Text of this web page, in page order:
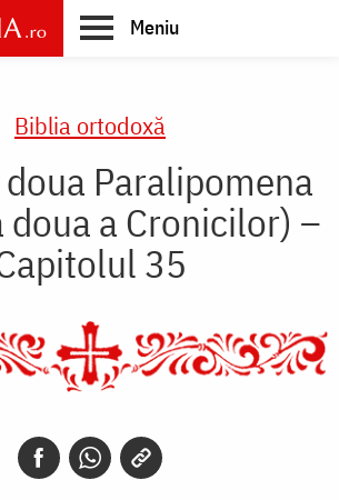
Meniu
Biblia ortodoxă
Paralipomena
doua a Cronicilor) –
35